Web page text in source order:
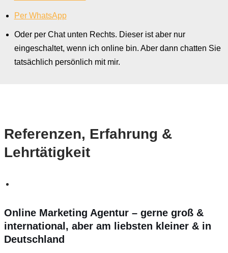
Per WhatsApp
Oder per Chat unten Rechts. Dieser ist aber nur
eingeschaltet, wenn ich online bin. Aber dann chatten Sie
tatsächlich persönlich mit mir.
Referenzen, Erfahrung &
Lehrtätigkeit
Online Marketing Agentur – gerne groß &
international, aber am liebsten kleiner & in
Deutschland